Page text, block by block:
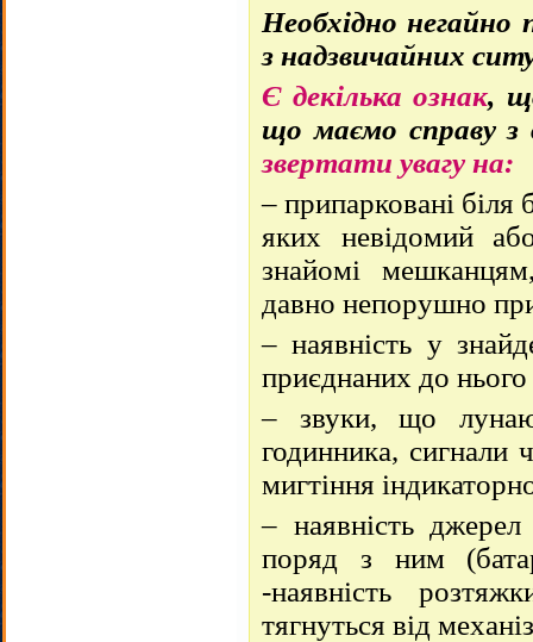
Необхідно негайно
з надзвичайних
Є декілька ознак,
що маємо справу з
звертати увагу на:
– припарковані біля
яких невідомий
знайомі
давно непорушно
– наявність у
приєднаних до нього
– звуки, що
годинника, сигнали
мигтіння
– наявність
поряд з ним
-наявність
тягнуться від